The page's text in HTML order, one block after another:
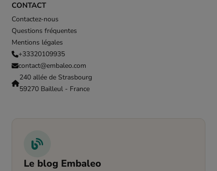
CONTACT
Contactez-nous
Questions fréquentes
Mentions légales
+33320109935
contact@embaleo.com
240 allée de Strasbourg
59270 Bailleul - France
Le blog Embaleo